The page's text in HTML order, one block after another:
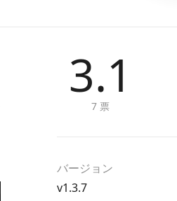
3.1
7 票
バージョン
v1.3.7